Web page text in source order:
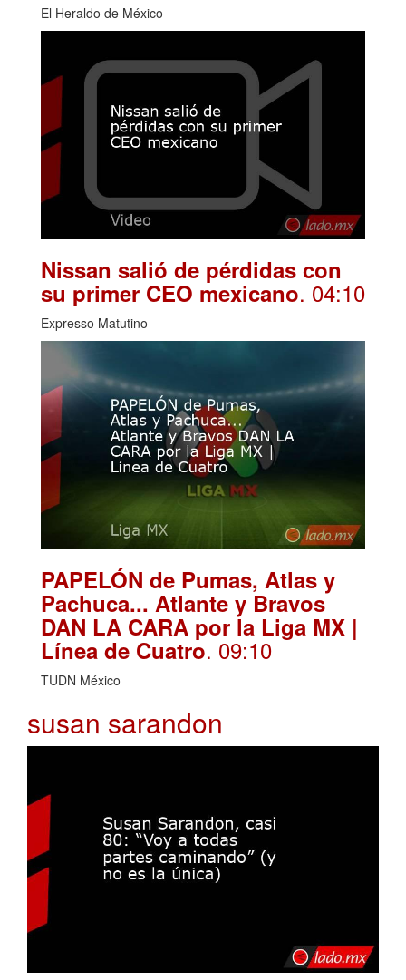
El Heraldo de México
Nissan salió de pérdidas con
su primer CEO mexicano. 04:10
Expresso Matutino
PAPELÓN de Pumas, Atlas y
Pachuca... Atlante y Bravos
DAN LA CARA por la Liga MX |
Línea de Cuatro. 09:10
TUDN México
susan sarandon